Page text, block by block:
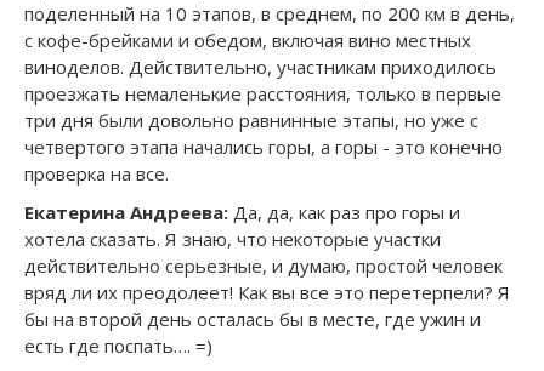
поделенный на 10 этапов, в среднем, по 200 км в день,
с кофе-брейками и обедом, включая вино местных
виноделов. Действительно, участникам приходилось
проезжать немаленькие расстояния, только в первые
три дня были довольно равнинные этапы, но уже с
четвертого этапа начались горы, а горы - это конечно
проверка на все.
Екатерина Андреева: Да, да, как раз про горы и
хотела сказать. Я знаю, что некоторые участки
действительно серьезные, и думаю, простой человек
вряд ли их преодолеет! Как вы все это перетерпели? Я
бы на второй день осталась бы в месте, где ужин и
есть где поспать…. =)